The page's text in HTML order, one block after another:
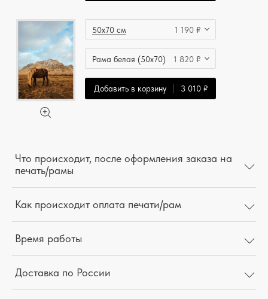
50x70 см 1 190 ₽
Рама белая (50x70) 1 820 ₽
Добавить в корзину 3 010 ₽
Что происходит, после оформления заказа на
печать/рамы
Как происходит оплата печати/рам
Время работы
Доставка по России